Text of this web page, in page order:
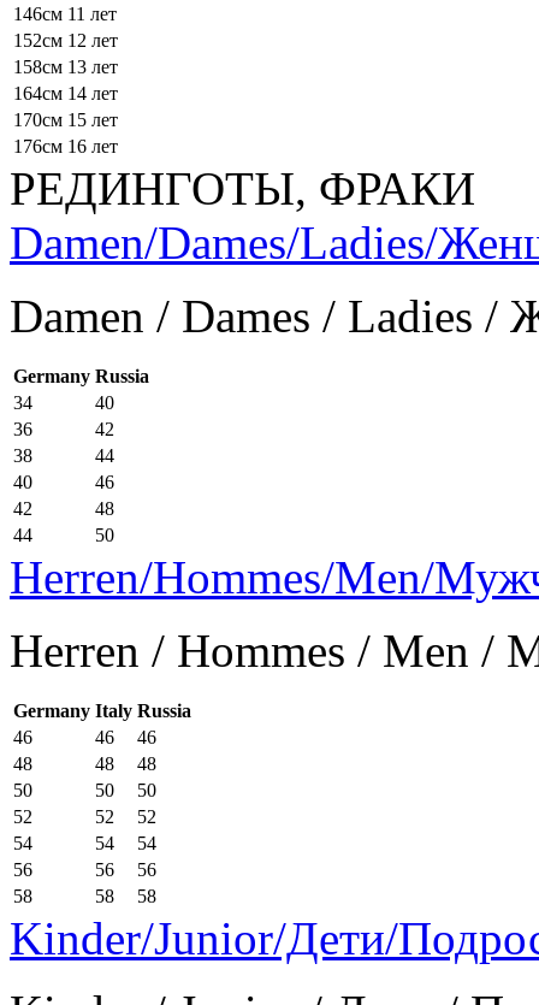
146см 11 лет
152см 12 лет
158см 13 лет
164см 14 лет
170см 15 лет
176см 16 лет
РЕДИНГОТЫ, ФРАКИ
Damen/Dames/Ladies/
Damen / Dames / Ladies
Germany Russia
34
40
36
42
38
44
40
46
42
48
44
50
Herren/Hommes/Men/
Herren / Hommes / Men /
Germany Italy Russia
46
46
46
48
48
48
50
50
50
52
52
52
54
54
54
56
56
56
58
58 58
Kinder/Junior/Дети/